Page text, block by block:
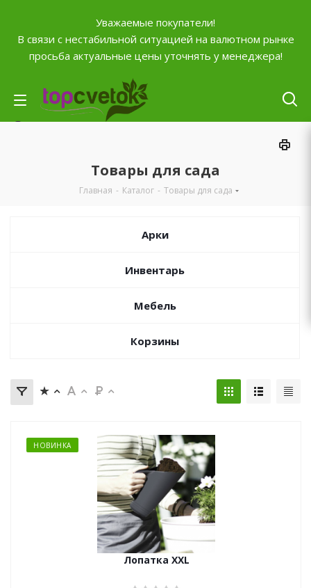
Уважаемые покупатели!
В связи с нестабильной ситуацией на валютном рынке
просьба актуальные цены уточнять у менеджера!
Отложенные
ПН-ПТ с10:00 до 20:00
Товары для сада
Главная - Каталог - Товары для сада
Арки
Инвентарь
Мебель
Корзины
НОВИНКА
Лопатка XXL